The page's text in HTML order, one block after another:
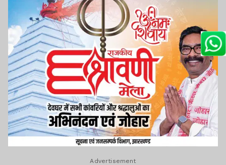
Advertisement